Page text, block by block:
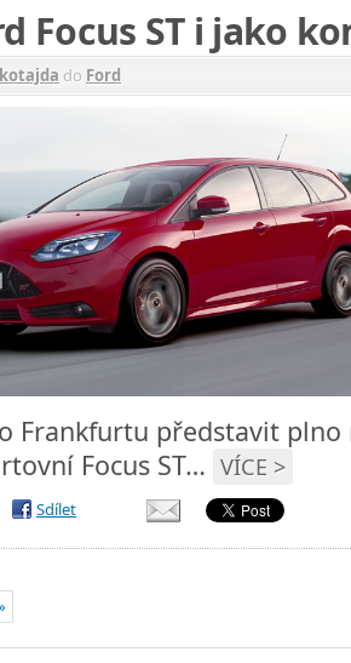
Focus ST i jako
kotajda do Ford
Frankfurtu představit plno
Focus ST… VÍCE >
Sdílet